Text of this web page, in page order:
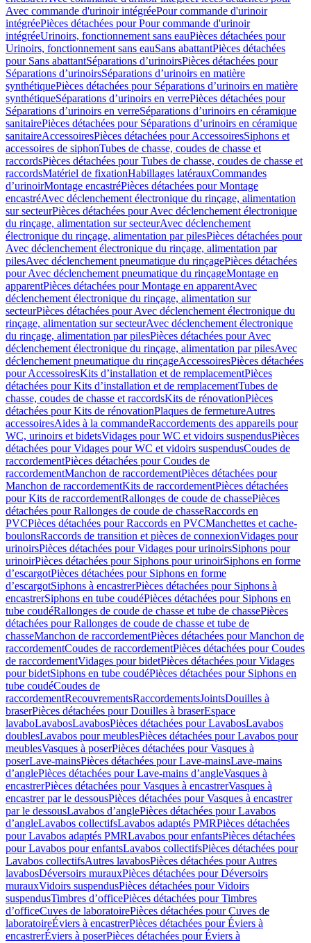
Avec commande d'urinoir intégréePour commande d'urinoir
intégréePièces détachées pour Pour commande d'urinoir
intégréeUrinoirs, fonctionnement sans eauPièces détachées pour
Urinoirs, fonctionnement sans eauSans abattantPièces détachées
pour Sans abattantSéparations d’urinoirsPièces détachées pour
Séparations d’urinoirsSéparations d’urinoirs en matière
synthétiquePièces détachées pour Séparations d’urinoirs en matière
synthétiqueSéparations d’urinoirs en verrePièces détachées pour
Séparations d’urinoirs en verreSéparations d’urinoirs en céramique
sanitairePièces détachées pour Séparations d’urinoirs en céramique
sanitaireAccessoiresPièces détachées pour AccessoiresSiphons et
accessoires de siphonTubes de chasse, coudes de chasse et
raccordsPièces détachées pour Tubes de chasse, coudes de chasse et
raccordsMatériel de fixationHabillages latérauxCommandes
dʼurinoirMontage encastréPièces détachées pour Montage
encastréAvec déclenchement électronique du rinçage, alimentation
sur secteurPièces détachées pour Avec déclenchement électronique
du rinçage, alimentation sur secteurAvec déclenchement
électronique du rinçage, alimentation par pilesPièces détachées pour
Avec déclenchement électronique du rinçage, alimentation par
pilesAvec déclenchement pneumatique du rinçagePièces détachées
pour Avec déclenchement pneumatique du rinçageMontage en
apparentPièces détachées pour Montage en apparentAvec
déclenchement électronique du rinçage, alimentation sur
secteurPièces détachées pour Avec déclenchement électronique du
rinçage, alimentation sur secteurAvec déclenchement électronique
du rinçage, alimentation par pilesPièces détachées pour Avec
déclenchement électronique du rinçage, alimentation par pilesAvec
déclenchement pneumatique du rinçageAccessoiresPièces détachées
pour AccessoiresKits d’installation et de remplacementPièces
détachées pour Kits d’installation et de remplacementTubes de
chasse, coudes de chasse et raccordsKits de rénovationPièces
détachées pour Kits de rénovationPlaques de fermetureAutres
accessoiresAides à la commandeRaccordements des appareils pour
WC, urinoirs et bidetsVidages pour WC et vidoirs suspendusPièces
détachées pour Vidages pour WC et vidoirs suspendusCoudes de
raccordementPièces détachées pour Coudes de
raccordementManchon de raccordementPièces détachées pour
Manchon de raccordementKits de raccordementPièces détachées
pour Kits de raccordementRallonges de coude de chassePièces
détachées pour Rallonges de coude de chasseRaccords en
PVCPièces détachées pour Raccords en PVCManchettes et cache-
boulonsRaccords de transition et pièces de connexionVidages pour
urinoirsPièces détachées pour Vidages pour urinoirsSiphons pour
urinoirPièces détachées pour Siphons pour urinoirSiphons en forme
d’escargotPièces détachées pour Siphons en forme
d’escargotSiphons à encastrerPièces détachées pour Siphons à
encastrerSiphons en tube coudéPièces détachées pour Siphons en
tube coudéRallonges de coude de chasse et tube de chassePièces
détachées pour Rallonges de coude de chasse et tube de
chasseManchon de raccordementPièces détachées pour Manchon de
raccordementCoudes de raccordementPièces détachées pour Coudes
de raccordementVidages pour bidetPièces détachées pour Vidages
pour bidetSiphons en tube coudéPièces détachées pour Siphons en
tube coudéCoudes de
raccordementRecouvrementsRaccordementsJointsDouilles à
braserPièces détachées pour Douilles à braserEspace
lavaboLavabosLavabosPièces détachées pour LavabosLavabos
doublesLavabos pour meublesPièces détachées pour Lavabos pour
meublesVasques à poserPièces détachées pour Vasques à
poserLave-mainsPièces détachées pour Lave-mainsLave-mains
d’anglePièces détachées pour Lave-mains d’angleVasques à
encastrerPièces détachées pour Vasques à encastrerVasques à
encastrer par le dessousPièces détachées pour Vasques à encastrer
par le dessousLavabos d’anglePièces détachées pour Lavabos
d’angleLavabos collectifsLavabos adaptés PMRPièces détachées
pour Lavabos adaptés PMRLavabos pour enfantsPièces détachées
pour Lavabos pour enfantsLavabos collectifsPièces détachées pour
Lavabos collectifsAutres lavabosPièces détachées pour Autres
lavabosDéversoirs murauxPièces détachées pour Déversoirs
murauxVidoirs suspendusPièces détachées pour Vidoirs
suspendusTimbres dʼofficePièces détachées pour Timbres
dʼofficeCuves de laboratoirePièces détachées pour Cuves de
laboratoireÉviers à encastrerPièces détachées pour Éviers à
encastrerÉviers à poserPièces détachées pour Éviers à